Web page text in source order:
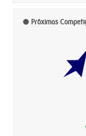
Próximas